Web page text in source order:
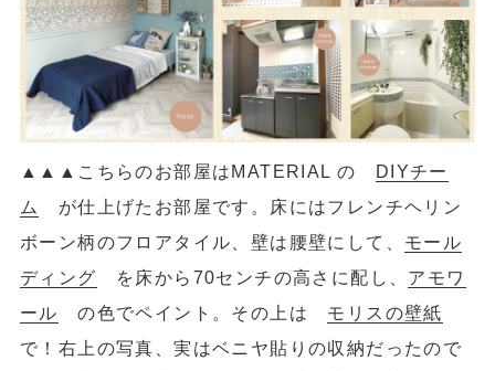
▲ ▲ ▲こちらのお部屋はMATERIAL の DIYチー
ム
が仕上げたお部屋です。床にはフレンチヘリン
ボーン柄のフロアタイル、壁は腰壁にして、 モール
ディング を床から70センチの高さに配し、 アモワ
ール の色でペイント。その上は モリスの壁紙
で！右上の写真、実はベニヤ貼りの収納だったので